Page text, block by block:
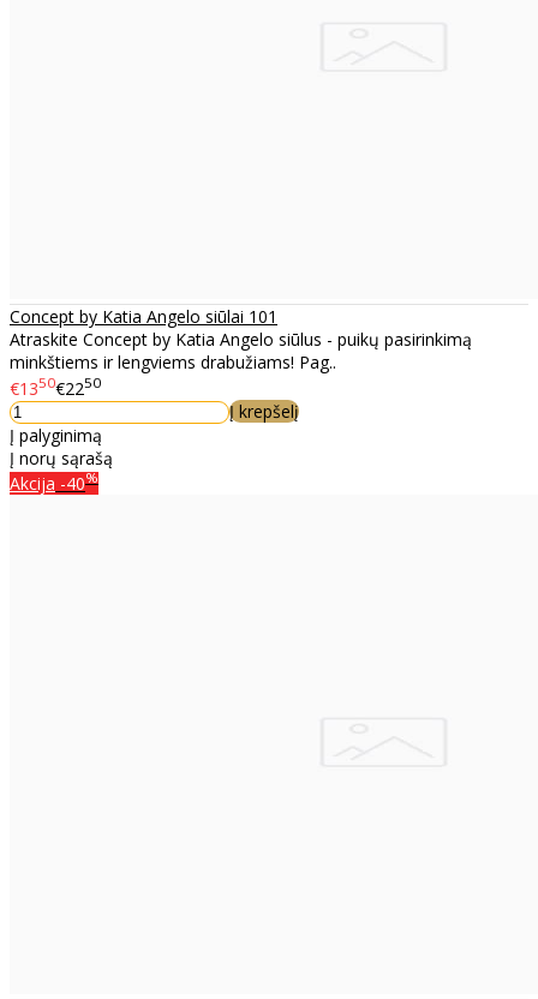
Concept by Katia Angelo siūlai 101
Atraskite Concept by Katia Angelo siūlus - puikų pasirinkimą
minkštiems ir lengviems drabužiams! Pag..
€1350€2250
Į krepšelį
Į palyginimą
Į norų sąrašą
Akcija -40%